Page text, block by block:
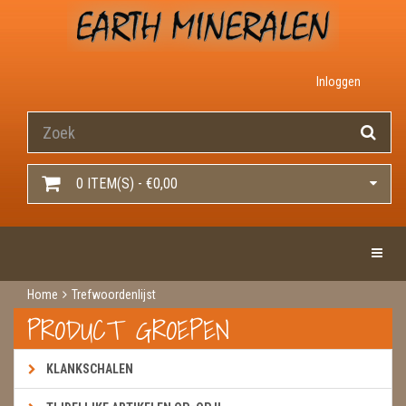
Inloggen
0 ITEM(S) - €0,00
Home Trefwoordenlijst
PRODUCT GROEPEN
KLANKSCHALEN